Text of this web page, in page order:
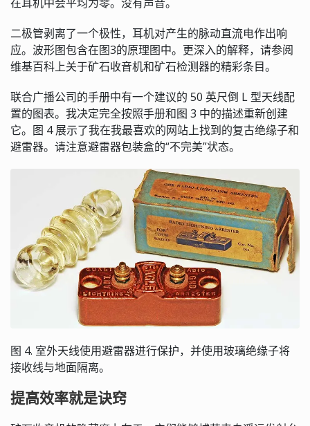
二极管剥离了一个极性，耳机对产生的脉动直流电作出响
应。波形图包含在图3的原理图中。更深入的解释，请参阅
维基百科上关于矿石收音机和矿石检测器的精彩条目。
联合广播公司的手册中有一个建议的 50 英尺倒 L 型天线配
置的图表。我决定完全按照手册和图 3 中的描述重新创建
它。图 4 展示了我在我最喜欢的网站上找到的复古绝缘子和
避雷器。请注意避雷器包装盒的“不完美”状态。
图 4. 室外天线使用避雷器进行保护，并使用玻璃绝缘子将
接收线与地面隔离。
提高效率就是诀窍